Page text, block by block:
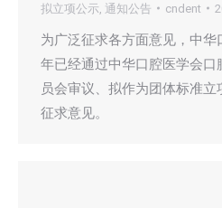
拟立项公示 通知公告 cndent
为广泛征求各方面意见，中
年已经通过中华口腔医学会
员会审议、拟作为团体标准
征求意见。